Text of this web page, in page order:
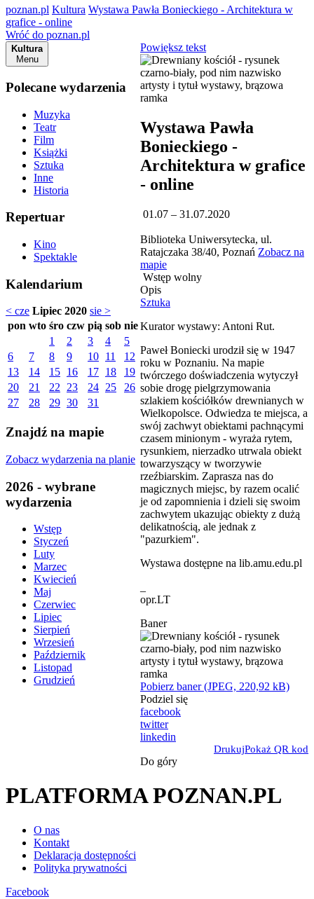
poznan.pl Kultura Wystawa Pawła Bonieckiego - Architektura w
grafice - online
Wróć do poznan.pl
Kultura
Menu
Polecane wydarzenia
Muzyka
Teatr
Film
Książki
Sztuka
Inne
Historia
Repertuar
Kino
Spektakle
Kalendarium
< cze Lipiec 2020 sie >
pon wto śro czw pią sob nie
1
2 3 4
5
6
7 8 9 10 11
12
13
14 15 16 17 18
19
20
21 22 23 24 25
26
27
28 29 30 31
Znajdź na mapie
Zobacz wydarzenia na planie
2026 - wybrane
wydarzenia
Wstęp
Styczeń
Luty
Marzec
Kwiecień
Maj
Czerwiec
Lipiec
Sierpień
Wrzesień
Październik
Listopad
Grudzień
Powiększ tekst
Wystawa Pawła
Bonieckiego -
Architektura w grafice
- online
01.07 – 31.07.2020
Biblioteka Uniwersytecka, ul.
Ratajczaka 38/40, Poznań Zobacz na
mapie
Wstęp wolny
Opis
Sztuka
Kurator wystawy: Antoni Rut.
Paweł Boniecki urodził się w 1947
roku w Poznaniu. Na mapie
twórczego doświadczenia wytyczył
sobie drogę pielgrzymowania
szlakiem kościółków drewnianych w
Wielkopolsce. Odwiedza te miejsca, a
swój zachwyt obiektami pachnącymi
czasem minionym - wyraża rytem,
rysunkiem, nierzadko utrwala obiekt
towarzyszący w tworzywie
rzeźbiarskim. Zaprasza nas do
magicznych miejsc, by razem ocalić
je od zapomnienia i dzieli się swoim
zachwytem ukazując obiekty z dużą
delikatnością, ale jednak z
"pazurkiem".
Wystawa dostępne na lib.amu.edu.pl
opr.LT
Baner
Pobierz baner (JPEG, 220,92 kB)
Podziel się
facebook
twitter
linkedin
DrukujPokaż QR kod
Do góry
PLATFORMA POZNAN.PL
O nas
Kontakt
Deklaracja dostępności
Polityka prywatności
Facebook